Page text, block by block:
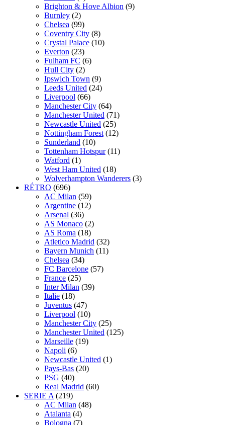
Brighton & Hove Albion (9)
Burnley (2)
Chelsea (99)
Coventry City (8)
Crystal Palace (10)
Everton (23)
Fulham FC (6)
Hull City (2)
Ipswich Town (9)
Leeds United (24)
Liverpool (66)
Manchester City (64)
Manchester United (71)
Newcastle United (25)
Nottingham Forest (12)
Sunderland (10)
Tottenham Hotspur (11)
Watford (1)
West Ham United (18)
Wolverhampton Wanderers (3)
RÉTRO (696)
AC Milan (59)
Argentine (12)
Arsenal (36)
AS Monaco (2)
AS Roma (18)
Atletico Madrid (32)
Bayern Munich (11)
Chelsea (34)
FC Barcelone (57)
France (25)
Inter Milan (39)
Italie (18)
Juventus (47)
Liverpool (10)
Manchester City (25)
Manchester United (125)
Marseille (19)
Napoli (6)
Newcastle United (1)
Pays-Bas (20)
PSG (40)
Real Madrid (60)
SERIE A (219)
AC Milan (48)
Atalanta (4)
Bologna (7)